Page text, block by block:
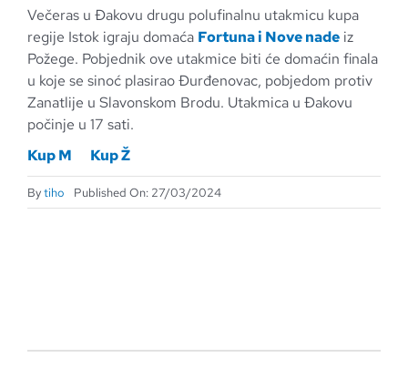
Večeras u Đakovu drugu polufinalnu utakmicu kupa
regije Istok igraju domaća Fortuna i Nove nadeiz
Požege. Pobjednik ove utakmice biti će domaćin finala
u koje se sinoć plasirao Đurđenovac, pobjedom protiv
Zanatlije u Slavonskom Brodu. Utakmica u Đakovu
počinje u 17 sati.
Kup M
Kup Ž
Bytiho Published On: 27/03/2024